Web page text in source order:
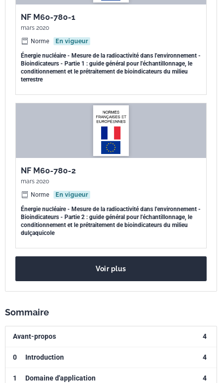
NF M60-780-1
mars 2020
Norme
En vigueur
Énergie nucléaire - Mesure de la radioactivité dans l'environnement -
Bioindicateurs - Partie 1 : guide général pour l'échantillonnage, le
conditionnement et le prétraitement de bioindicateurs du milieu
terrestre
NF M60-780-2
mars 2020
Norme
En vigueur
Énergie nucléaire - Mesure de la radioactivité dans l'environnement -
Bioindicateurs - Partie 2 : guide général pour l'échantillonnage, le
conditionnement et le prétraitement de bioindicateurs du milieu
dulçaquicole
Voir plus
Sommaire
Avant-propos 4
0 Introduction 4
1 Domaine d'application 4